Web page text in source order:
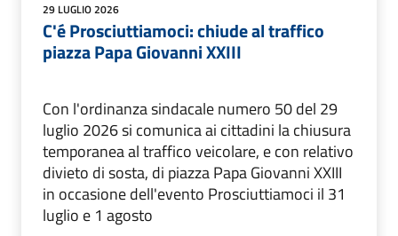
29 LUGLIO 2026
C'é Prosciuttiamoci: chiude al traffico
piazza Papa Giovanni XXIII
Con l'ordinanza sindacale numero 50 del 29
luglio 2026 si comunica ai cittadini la chiusura
temporanea al traffico veicolare, e con relativo
divieto di sosta, di piazza Papa Giovanni XXIII
in occasione dell'evento Prosciuttiamoci il 31
luglio e 1 agosto